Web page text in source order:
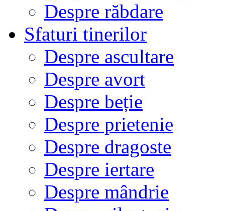
Despre răbdare
Sfaturi tinerilor
Despre ascultare
Despre avort
Despre beție
Despre prietenie
Despre dragoste
Despre iertare
Despre mândrie